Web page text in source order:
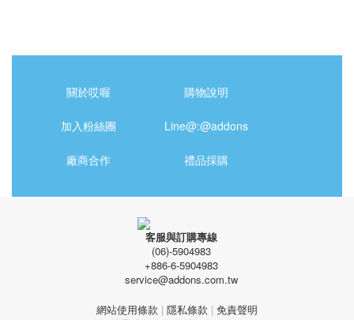
關於哎喔 購物說明
加入粉絲團 Line@:@addons
廠商合作 禮品採購
客服與訂購專線
(06)-5904983
+886-6-5904983
service@addons.com.tw
網站使用條款 | 隱私條款 | 免責聲明